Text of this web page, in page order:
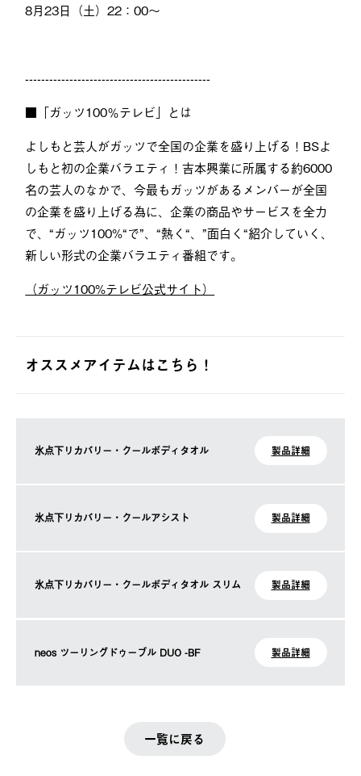
8月23日（土）22：00〜
----------------------------------------------
■「ガッツ100％テレビ」とは
よしもと芸人がガッツで全国の企業を盛り上げる！BSよ
しもと初の企業バラエティ！吉本興業に所属する約6000
名の芸人のなかで、今最もガッツがあるメンバーが全国
の企業を盛り上げる為に、企業の商品やサービスを全力
で、“ガッツ100%“で”、“熱く“、”面白く“紹介していく、
新しい形式の企業バラエティ番組です。
（ガッツ100%テレビ公式サイト）
オススメアイテムはこちら！
氷点下リカバリー・クールボディタオル 製品詳細
氷点下リカバリー・クールアシスト 製品詳細
氷点下リカバリー・クールボディタオル スリム 製品詳細
neos ツーリングドゥーブル DUO -BF 製品詳細
一覧に戻る